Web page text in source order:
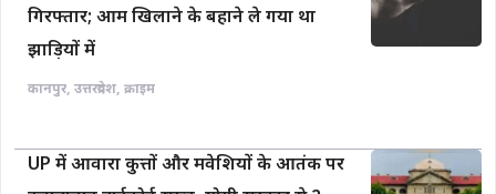
गिरफ्तार; आम खिलाने के बहाने ले गया था
झाड़ियों में
कानपुर, उत्तरप्रदेश, क्राइम
UP में आवारा कुत्तों और मवेशियों के आतंक पर